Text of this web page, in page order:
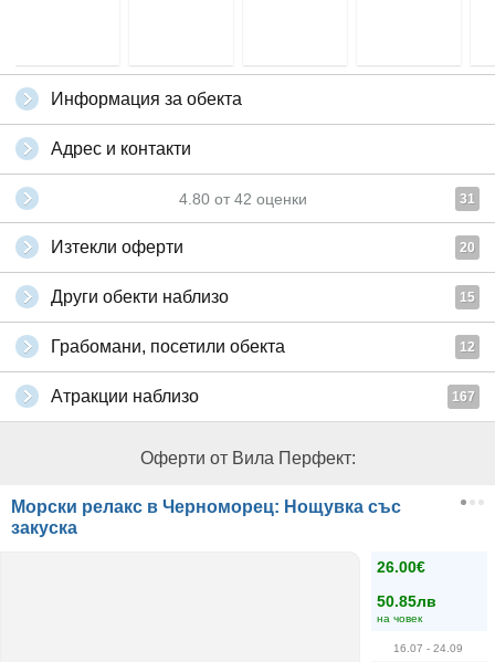
Информация за обекта
Адрес и контакти
4.80 от 42 оценки 31
Изтекли оферти 20
Други обекти наблизо 15
Грабомани, посетили обекта 12
Атракции наблизо 167
Оферти от Вила Перфект:
Морски релакс в Черноморец: Нощувка със
закуска
26.00€
50.85лв
на човек
16.07 - 24.09